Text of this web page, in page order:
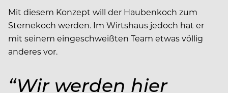
Mit diesem Konzept will der Haubenkoch zum
Sternekoch werden. Im Wirtshaus jedoch hat er
mit seinem eingeschweißten Team etwas völlig
anderes vor.
“Wir werden hier